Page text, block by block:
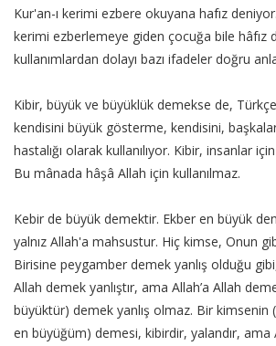
Kur'an-ı kerimi ezbere okuyana hafız
kerimi ezberlemeye giden çocuğa bile hâfız
kullanımlardan dolayı bazı ifadeler doğru
Kibir, büyük ve büyüklük demekse de,
kendisini büyük gösterme, kendisini,
hastalığı olarak kullanılıyor. Kibir, insanlar
Bu mânada hâşâ Allah için kullanılmaz.
Kebir de büyük demektir. Ekber en büyük
yalnız Allah'a mahsustur. Hiç kimse, Onun
Birisine peygamber demek yanlış olduğu
Allah demek yanlıştır, ama Allah’a Allah
büyüktür) demek yanlış olmaz. Bir kimsenin
en büyüğüm) demesi, kibirdir, yalandır, ama